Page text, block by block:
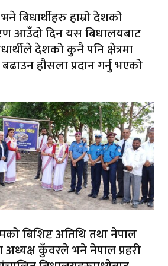
बिधार्थीहरु हाम्रो देशको
आउँदो दिन यस बिधालयबाट
देशको कुनै पनि क्षेत्रमा
बढाउन हौसला प्रदान गर्नु भएको
बिशिष्ट अतिथि तथा नेपाल
अध्यक्ष कुँवरले भने नेपाल प्रहरी